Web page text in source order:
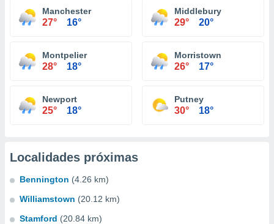
Manchester
27° 16°
Middlebury
29° 20°
Montpelier
28° 18°
Morristown
26° 17°
Newport
25° 18°
Putney
30° 18°
Localidades próximas
Bennington (4.26 km)
Williamstown (20.12 km)
Stamford (20.84 km)